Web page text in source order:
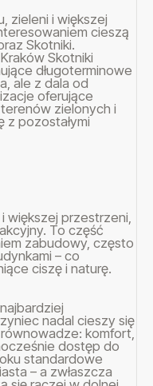
zieleni i większej
cieszą
Skotniki.
Skotniki
długoterminowe
ale z dala od
oferujące
zielonych i
z pozostałymi
większej przestrzeni,
To część
zabudowy, często
– co
ciszę i naturę.
nadal cieszy się
komfort,
dostęp do
standardowe
– a zwłaszcza